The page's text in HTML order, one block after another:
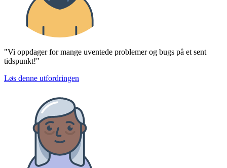
"Vi oppdager for mange uventede problemer og bugs på et sent
tidspunkt!"
Løs denne utfordringen